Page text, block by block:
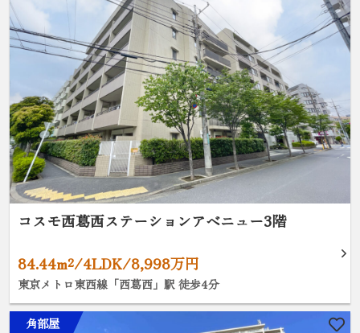
コスモ西葛西ステーションアベニュー3階
84.44m²/4LDK/8,998万円
東京メトロ東西線「西葛西」駅 徒歩4分
角部屋